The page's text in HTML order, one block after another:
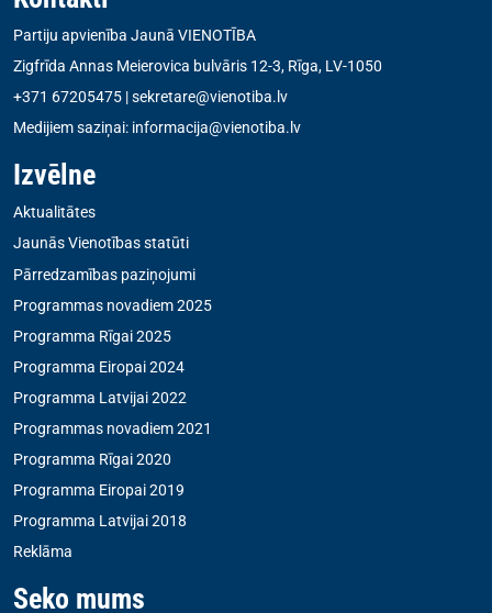
Partiju apvienība Jaunā VIENOTĪBA
Zigfrīda Annas Meierovica bulvāris 12-3, Rīga, LV-1050
+371 67205475 |sekretare@vienotiba.lv
Medijiem saziņai: informacija@vienotiba.lv
Izvēlne
Aktualitātes
Jaunās Vienotības statūti
Pārredzamības paziņojumi
Programmas novadiem 2025
Programma Rīgai 2025
Programma Eiropai 2024
Programma Latvijai 2022
Programmas novadiem 2021
Programma Rīgai 2020
Programma Eiropai 2019
Programma Latvijai 2018
Reklāma
Seko mums